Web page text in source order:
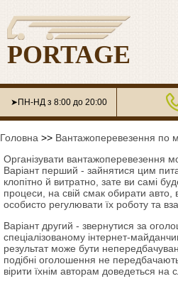
PORTAGE
➤ПН-НД з 8:00 до 20:00
Головна >> Вантажоперевезення по
Організувати вантажоперевезення
Варіант перший - зайнятися цим
клопітно й витратно, зате ви самі
процеси, на свій смак обирати авто,
особисто регулювати їх роботу та
Варіант другий - звернутися за
спеціалізованому інтернет-
результат може бути
подібні оголошення не
вірити їхнім авторам доведеться на